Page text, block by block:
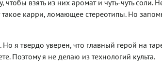
взять из них аромат и чуть-чуть соли.
карри, ломающее стереотипы. Но
я твердо уверен, что главный герой на
Поэтому я не делаю из технологий культа.